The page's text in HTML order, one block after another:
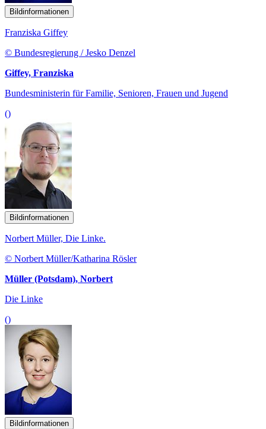
Bildinformationen
Franziska Giffey
© Bundesregierung / Jesko Denzel
Giffey, Franziska
Bundesministerin für Familie, Senioren, Frauen und Jugend
()
Bildinformationen
Norbert Müller, Die Linke.
© Norbert Müller/Katharina Rösler
Müller (Potsdam), Norbert
Die Linke
()
Bildinformationen